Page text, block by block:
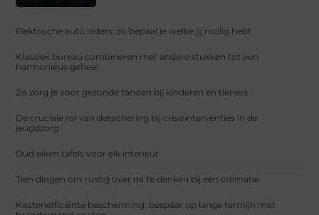
Elektrische auto laders: zo bepaal je welke jij nodig hebt
Klassiek bureau combineren met andere stukken tot een
harmonieus geheel
Zo zorg je voor gezonde tanden bij kinderen en tieners
De cruciale rol van detachering bij crisisinterventies in de
jeugdzorg
Oud eiken tafels voor elk interieur
Tien dingen om rustig over na te denken bij een crematie
Kostenefficiënte bescherming: bespaar op lange termijn met